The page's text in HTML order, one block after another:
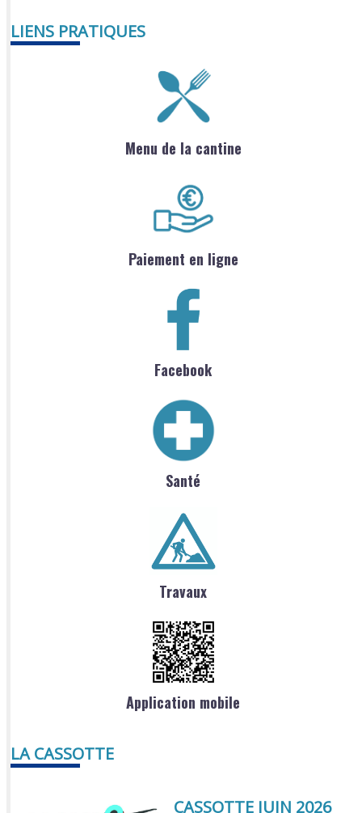
LIENS PRATIQUES
Menu de la cantine
Paiement en ligne
Facebook
Santé
Travaux
Application mobile
LA CASSOTTE
CASSOTTE JUIN 2026